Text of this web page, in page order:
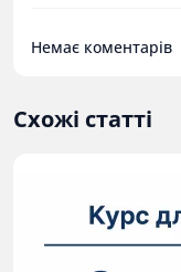
Немає коментарів
Схожі статті